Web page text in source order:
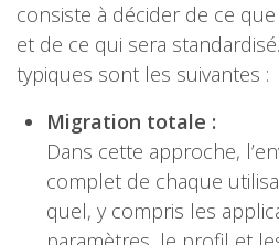
consiste à décider de ce
et de ce qui sera
typiques sont les suivantes :
Migration totale :
Dans cette approche,
complet de chaque
quel, y compris les